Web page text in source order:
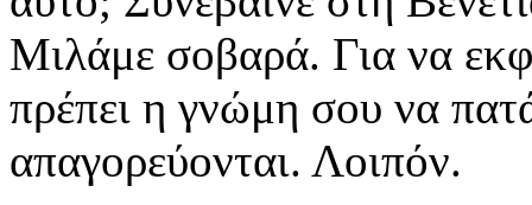
Μιλάμε σοβαρά. Για να
πρέπει η γνώμη σου να
απαγορεύονται. Λοιπόν.